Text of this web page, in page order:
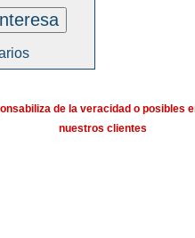
de la veracidad o posibles
nuestros clientes